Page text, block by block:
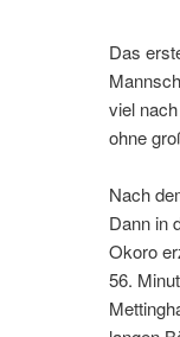
Das
viel
ohne
Nach
Dann in
Okoro
56.